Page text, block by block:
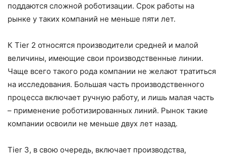
поддаются сложной роботизации. Срок работы на
рынке у таких компаний не меньше пяти лет.
К Тіеr 2 относятся производители средней и малой
величины, имеющие свои производственные линии.
Чаще всего такого рода компании не желают тратиться
на исследования. Большая часть производственного
процесса включает ручную работу, и лишь малая часть
– применение роботизированных линий. Рынок такие
компании освоили не меньше двух лет назад.
Тіеr 3, в свою очередь, включает производства,